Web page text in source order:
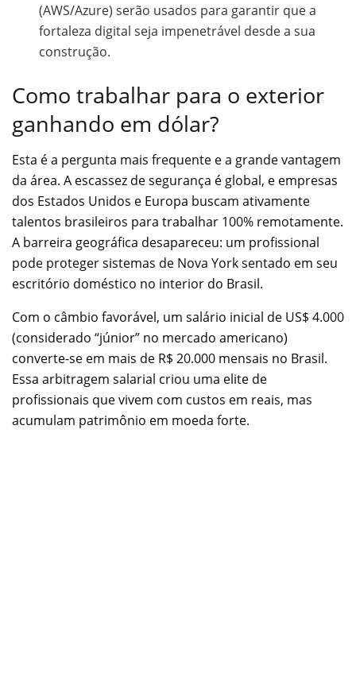
(AWS/Azure) serão usados para garantir que a
fortaleza digital seja impenetrável desde a sua
construção.
Como trabalhar para o exterior
ganhando em dólar?
Esta é a pergunta mais frequente e a grande vantagem
da área. A escassez de segurança é global, e empresas
dos Estados Unidos e Europa buscam ativamente
talentos brasileiros para trabalhar 100% remotamente.
A barreira geográfica desapareceu: um profissional
pode proteger sistemas de Nova York sentado em seu
escritório doméstico no interior do Brasil.
Com o câmbio favorável, um salário inicial de US$ 4.000
(considerado “júnior” no mercado americano)
converte-se em mais de R$ 20.000 mensais no Brasil.
Essa arbitragem salarial criou uma elite de
profissionais que vivem com custos em reais, mas
acumulam patrimônio em moeda forte.